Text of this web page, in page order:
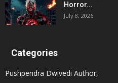
Horror...
July 8, 2026
Categories
Pushpendra Dwivedi Author,